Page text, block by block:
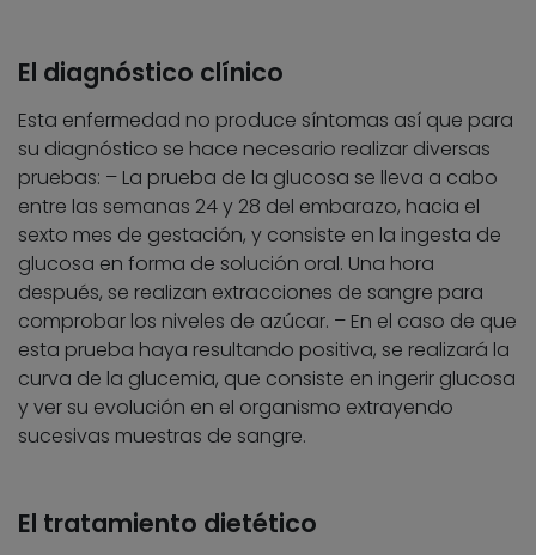
El diagnóstico clínico
Esta enfermedad no produce síntomas así que para
su diagnóstico se hace necesario realizar diversas
pruebas: – La prueba de la glucosa se lleva a cabo
entre las semanas 24 y 28 del embarazo, hacia el
sexto mes de gestación, y consiste en la ingesta de
glucosa en forma de solución oral. Una hora
después, se realizan extracciones de sangre para
comprobar los niveles de azúcar. – En el caso de que
esta prueba haya resultando positiva, se realizará la
curva de la glucemia, que consiste en ingerir glucosa
y ver su evolución en el organismo extrayendo
sucesivas muestras de sangre.
El tratamiento dietético